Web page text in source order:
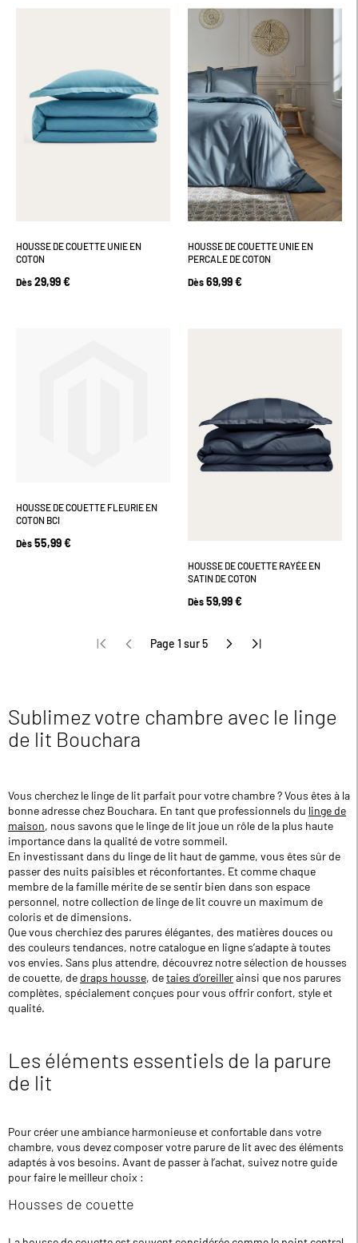
HOUSSE DE COUETTE UNIE EN
COTON
Dès 29,99 €
HOUSSE DE COUETTE UNIE EN
PERCALE DE COTON
Dès 69,99 €
HOUSSE DE COUETTE FLEURIE EN
COTON BCI
Dès 55,99 €
HOUSSE DE COUETTE RAYÉE EN
SATIN DE COTON
Dès 59,99 €
Page 1 sur 5
Sublimez votre chambre avec le linge
de lit Bouchara
Vous cherchez le linge de lit parfait pour votre chambre ? Vous êtes à la
bonne adresse chez Bouchara. En tant que professionnels du linge de
maison, nous savons que le linge de lit joue un rôle de la plus haute
importance dans la qualité de votre sommeil.
En investissant dans du linge de lit haut de gamme, vous êtes sûr de
passer des nuits paisibles et réconfortantes. Et comme chaque
membre de la famille mérite de se sentir bien dans son espace
personnel, notre collection de linge de lit couvre un maximum de
coloris et de dimensions.
Que vous cherchiez des parures élégantes, des matières douces ou
des couleurs tendances, notre catalogue en ligne s’adapte à toutes
vos envies. Sans plus attendre, découvrez notre sélection de housses
de couette, de draps housse, detaies d’oreillerainsi que nos parures
complètes, spécialement conçues pour vous offrir confort, style et
qualité.
Les éléments essentiels de la parure
de lit
Pour créer une ambiance harmonieuse et confortable dans votre
chambre, vous devez composer votre parure de lit avec des éléments
adaptés à vos besoins. Avant de passer à l’achat, suivez notre guide
pour faire le meilleur choix :
Housses de couette